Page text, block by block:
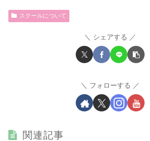
スクールについて
シェアする
フォローする
関連記事